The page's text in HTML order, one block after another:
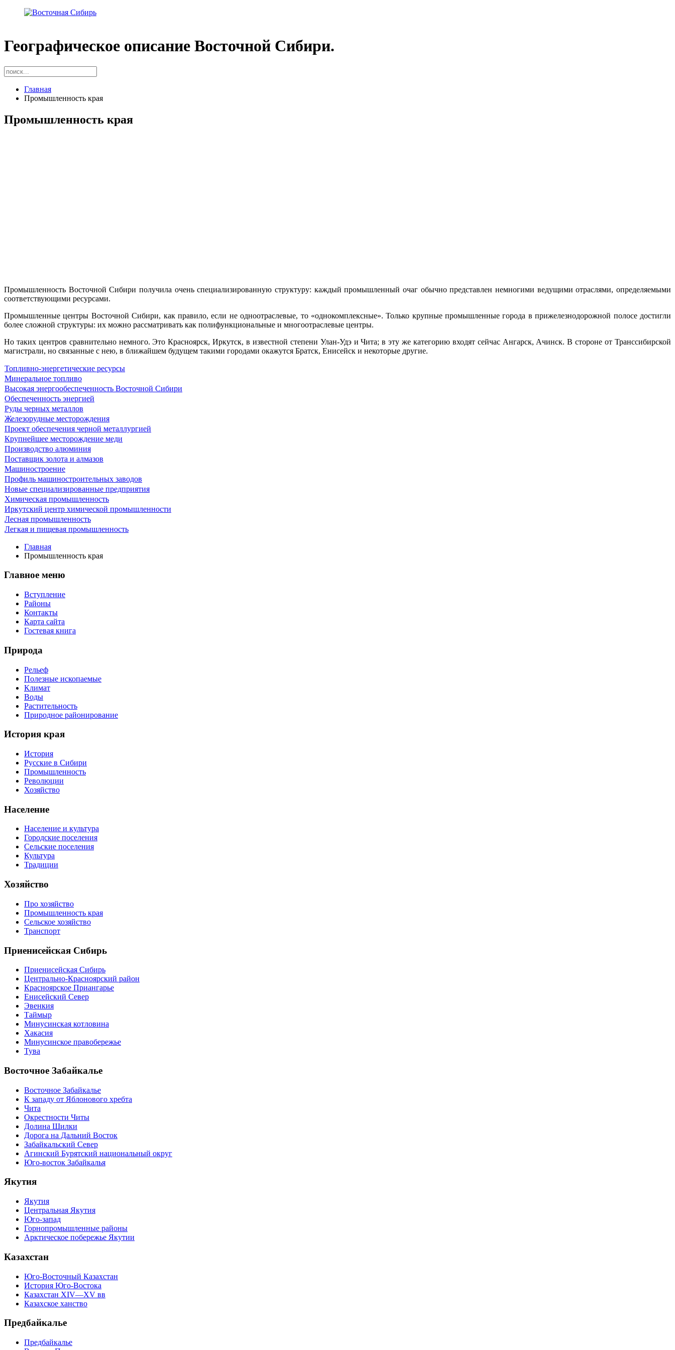
Географическое описание Восточной Сибири.
Главная
Промышленность края
Промышленность края
Промышленность Восточной Сибири по­лучила очень специализированную струк­туру: каждый промышленный очаг обычно представлен немногими ведущими отрас­лями, определяемыми
соответствующими ресурсами.
Промышленные центры Восточ­ной Сибири, как правило, если не одноотраслевые, то «однокомплексные». Только крупные промышленные города в прижелезнодорожной полосе достигли
более сложной структуры: их можно рассматривать как полифункциональные и многоот­раслевые центры.
Но таких центров срав­нительно немного. Это Красноярск, Ир­кутск, в известной степени Улан-Удэ и Чита; в эту же категорию входят сейчас Ангарск, Ачинск. В стороне от Трансси­бирской
магистрали, но связанные с нею, в ближайшем будущем такими городами окажутся Братск, Енисейск и некоторые другие.
Топливно-энергетические ресурсы
Минеральное топливо
Высокая энергообеспеченность Восточной Сибири
Обеспеченность энергией
Руды черных металлов
Железо­рудные месторождения
Проект обеспечения черной металлургией
Крупнейшее месторождение меди
Производство алюминия
Поставщик золота и алмазов
Машиностроение
Профиль машиностроительных заводов
Новые специализированные предприятия
Химическая промышленность
Иркутский центр химической промышленности
Лесная промышленность
Легкая и пищевая промышленность
Главная
Промышленность края
Главное меню
Вступление
Районы
Контакты
Карта сайта
Гостевая книга
Природа
Рельеф
Полезные ископаемые
Климат
Воды
Растительность
Природное районирование
История края
История
Русские в Сибири
Промышленность
Революции
Хозяйство
Население
Население и культура
Городские поселения
Сельские поселения
Культура
Традиции
Хозяйство
Про хозяйство
Промышленность края
Сельское хозяйство
Транспорт
Приенисейская Сибирь
Приенисейская Сибирь
Центрально-Красноярский район
Красноярское Приангарье
Енисейский Север
Эвенкия
Таймыр
Минусинская котловина
Хакасия
Минусинское правобережье
Тува
Восточное Забайкалье
Восточное Забайкалье
К западу от Яблонового хребта
Чита
Окрестности Читы
Долина Шилки
Дорога на Дальний Восток
Забайкальский Север
Агинский Бурятский национальный округ
Юго-восток Забайкалья
Якутия
Якутия
Центральная Якутия
Юго-запад
Горнопромышленные районы
Арктическое побережье Якутии
Казахстан
Юго-Восточный Казахстан
История Юго-Востока
Казахстан XIV—XV вв
Казахское ханство
Предбайкалье
Предбайкалье